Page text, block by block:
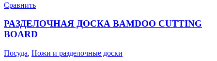
Сравнить
РАЗДЕЛОЧНАЯ ДОСКА BAMDOO CUTTING
BOARD
Посуда, Ножи и разделочные доски